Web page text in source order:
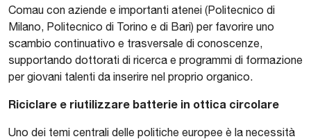
Comau con aziende e importanti atenei (Politecnico di
Milano, Politecnico di Torino e di Bari) per favorire uno
scambio continuativo e trasversale di conoscenze,
supportando dottorati di ricerca e programmi di formazione
per giovani talenti da inserire nel proprio organico.
Riciclare e riutilizzare batterie in ottica circolare
Uno dei temi centrali delle politiche europee è la necessità